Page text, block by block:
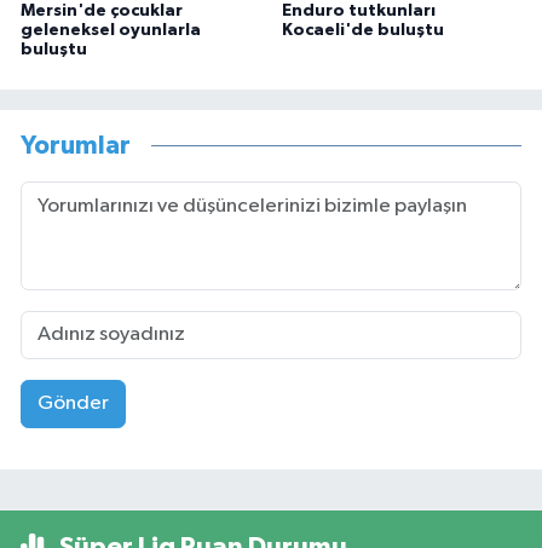
Mersin'de çocuklar
geleneksel oyunlarla
buluştu
Enduro tutkunları
Kocaeli'de buluştu
Yorumlar
Gönder